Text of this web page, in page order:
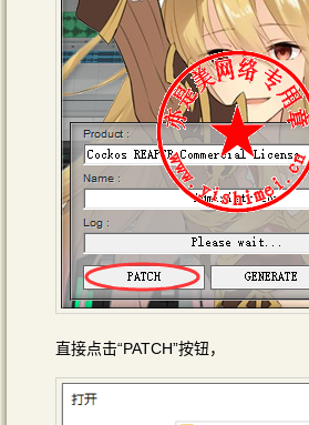
直接点击“PATCH”按钮，